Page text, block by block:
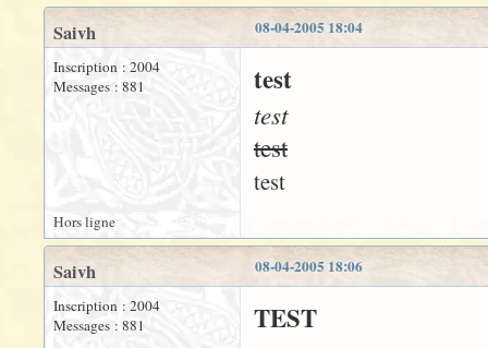
08-04-2005 18:04
Saivh
Inscription : 2004
Messages : 881
test
test
test
test
Hors ligne
08-04-2005 18:06
Saivh
Inscription : 2004
Messages : 881
TEST